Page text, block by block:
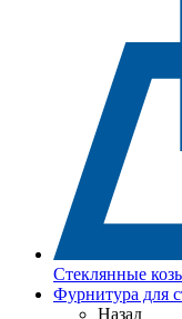
Стеклянные
Фурнитура для
Назад